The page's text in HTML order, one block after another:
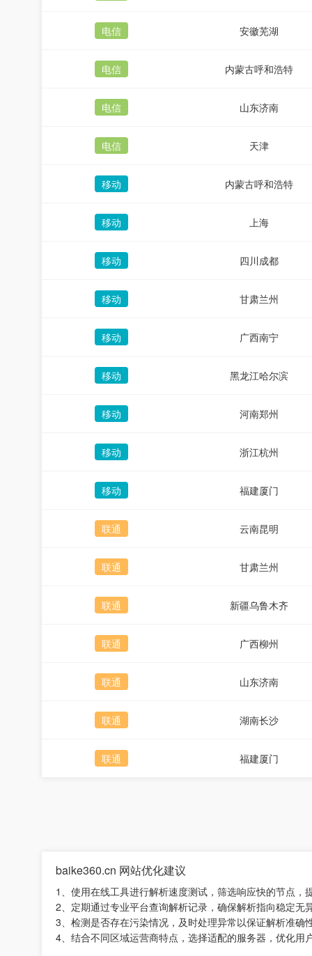
电信 安徽芜湖
电信 内蒙古呼和浩特
电信 山东济南
电信 天津
移动 内蒙古呼和浩特
移动 上海
移动 四川成都
移动 甘肃兰州
移动 广西南宁
移动 黑龙江哈尔滨
移动 河南郑州
移动 浙江杭州
移动 福建厦门
联通 云南昆明
联通 甘肃兰州
联通 新疆乌鲁木齐
联通 广西柳州
联通 山东济南
联通 湖南长沙
联通 福建厦门
baike360.cn 网站优化建议
1、使用在线工具进行解析速度测试，筛选响应快的节点，
2、定期通过专业平台查询解析记录，确保解析指向稳定无
3、检测是否存在污染情况，及时处理异常以保证解析准确
4、结合不同区域运营商特点，选择适配的服务器，优化用